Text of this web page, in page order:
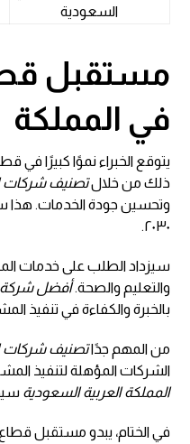
السعودية
مستقبل
في المملكة
يتوقع الخبراء نموًا كبيرًا
ذلك من خلالتصنيف شركات
وتحسين جودة الخدمات. هذا
٢٠٣٠.
سيزداد الطلب على خدمات
والتعليم والصحة.أفضل شركة
بالخبرة والكفاءة في تنفيذ
من المهم جدًاتصنيف شركات
الشركات المؤهلة لتنفيذ
المملكة العربية السعودية
في الختام، يبدو مستقبل